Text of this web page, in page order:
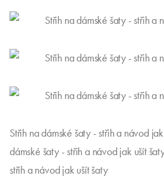
Střih na dámské šaty - střih a návod
dámské šaty - střih a návod jak ušít
střih a návod jak ušít šaty